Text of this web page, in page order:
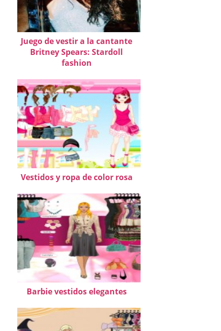
Juego de vestir a la cantante
Britney Spears: Stardoll
fashion
Vestidos y ropa de color rosa
Barbie vestidos elegantes